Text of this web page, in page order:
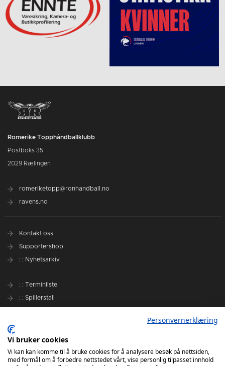
Romerike Topphåndballklubb
Postboks 35
2029 Rælingen
romeriketopp@ronhandball.no
ravens.no
Kontakt oss
Supportershop
: : Nyhetsarkiv
: : Terminliste
: : Spillerstall
: : Samarbeidspartnere
Slik kan du støtte Romerike Ravens
Personvernerklæring
Personvernerklæring
Vi bruker cookies
Vi kan kan komme til å bruke cookies for å analysere besøk på nettsiden,
med formål om å forbedre nettstedet vårt, vise personlig tilpasset innhold